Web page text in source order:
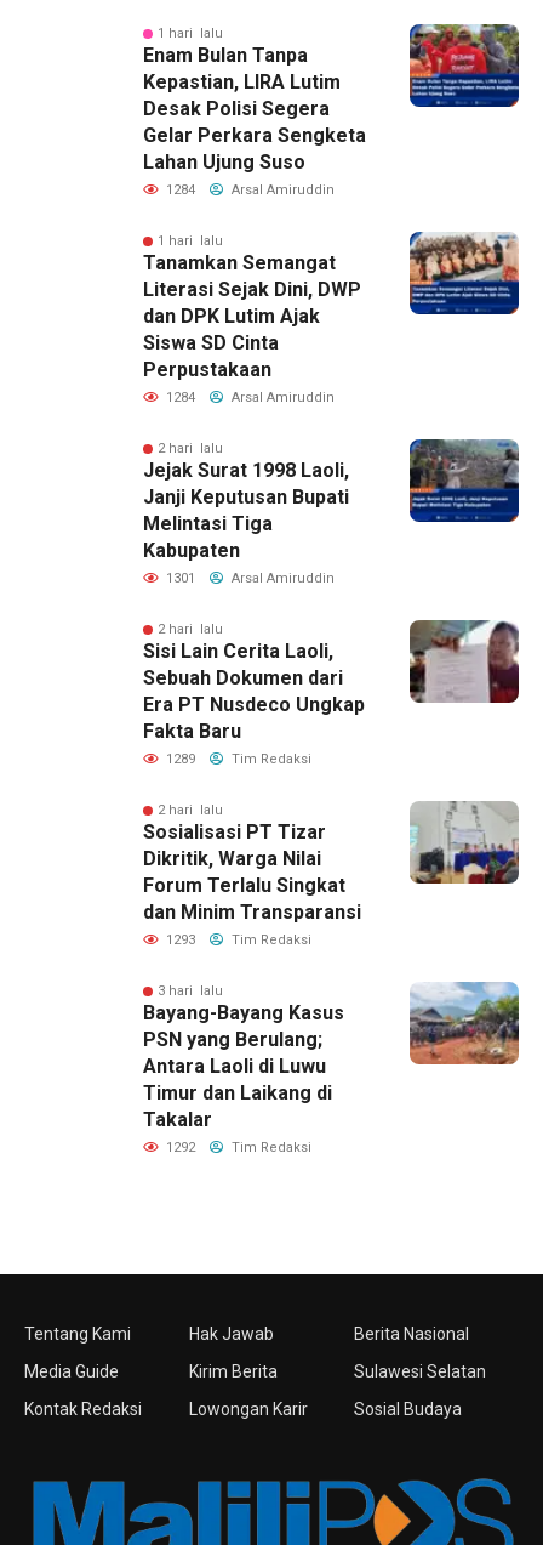
1 hari lalu
Enam Bulan Tanpa
Kepastian, LIRA Lutim
Desak Polisi Segera
Gelar Perkara Sengketa
Lahan Ujung Suso
1284 Arsal Amiruddin
1 hari lalu
Tanamkan Semangat
Literasi Sejak Dini, DWP
dan DPK Lutim Ajak
Siswa SD Cinta
Perpustakaan
1284 Arsal Amiruddin
2 hari lalu
Jejak Surat 1998 Laoli,
Janji Keputusan Bupati
Melintasi Tiga
Kabupaten
1301 Arsal Amiruddin
2 hari lalu
Sisi Lain Cerita Laoli,
Sebuah Dokumen dari
Era PT Nusdeco Ungkap
Fakta Baru
1289 Tim Redaksi
2 hari lalu
Sosialisasi PT Tizar
Dikritik, Warga Nilai
Forum Terlalu Singkat
dan Minim Transparansi
1293 Tim Redaksi
3 hari lalu
Bayang-Bayang Kasus
PSN yang Berulang;
Antara Laoli di Luwu
Timur dan Laikang di
Takalar
1292 Tim Redaksi
Tentang Kami
Media Guide
Kontak Redaksi
Hak Jawab
Kirim Berita
Lowongan Karir
Berita Nasional
Sulawesi Selatan
Sosial Budaya